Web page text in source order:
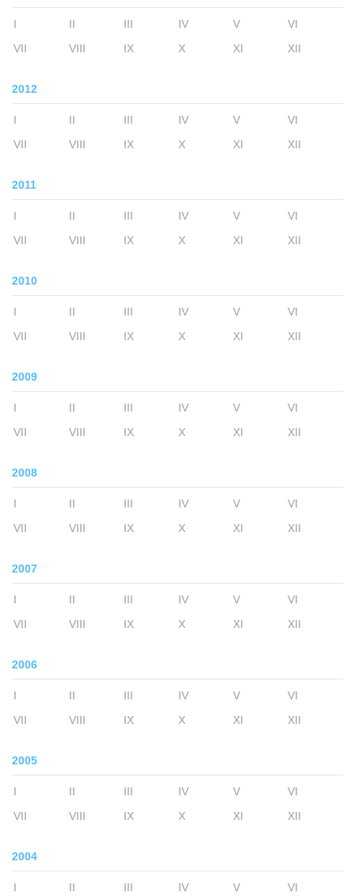
I II III IV V
VI
VII
VIII IX X XI XII
2012
I II III IV V
VI
VII
VIII IX X XI XII
2011
I II III IV V
VI
VII
VIII IX X XI XII
2010
I II III IV V
VI
VII
VIII IX X XI XII
2009
I II III IV V
VI
VII
VIII IX X XI XII
2008
I II III IV V
VI
VII
VIII IX X XI XII
2007
I II III IV V
VI
VII
VIII IX X XI XII
2006
I II III IV V
VI
VII
VIII IX X XI XII
2005
I II III IV V
VI
VII
VIII IX X XI XII
2004
I II III IV V
VI